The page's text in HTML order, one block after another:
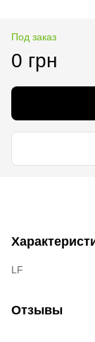
Под заказ
0 грн
LF
Отзывы